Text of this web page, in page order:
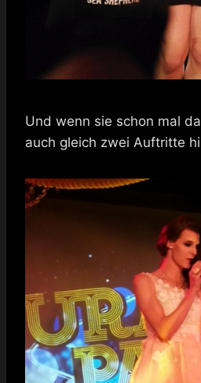
Und wenn sie schon mal
auch gleich zwei Auftritte